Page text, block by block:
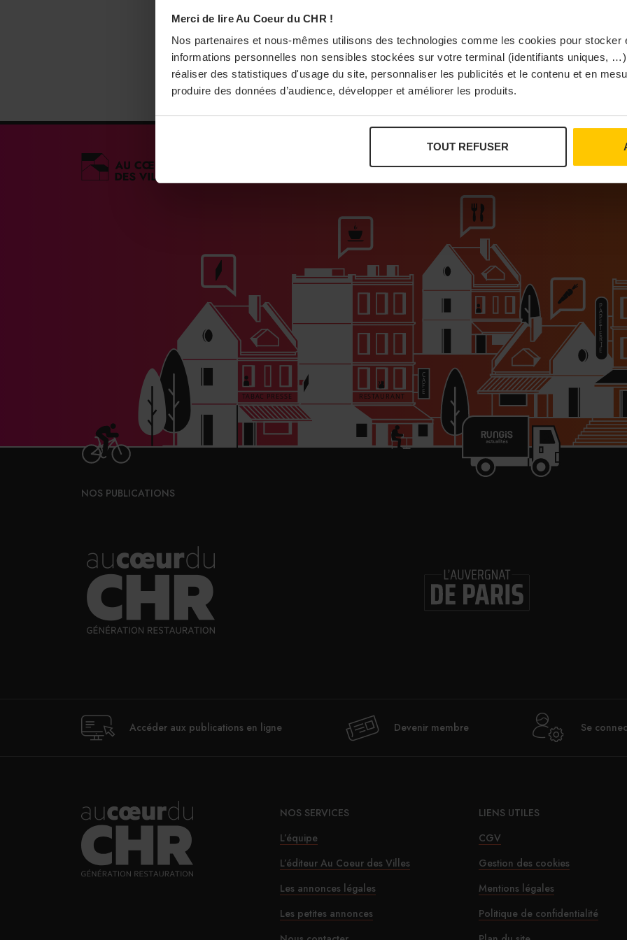
Merci de lire Au Coeur du CHR !
Nos partenaires et nous-mêmes utilisons des technologies comme les cookies pour stocker
informations personnelles non sensibles stockées sur votre terminal (identifiants uniques,
réaliser des statistiques d'usage du site, personnaliser les publicités et le contenu et en
produire des données d’audience, développer et améliorer les produits.
TOUT REFUSER
À
Les
Médias engagés pour que vivent les commerces de proximité
NOS PUBLICATIONS
Accéder aux publications en ligne Devenir membre Se
NOS SERVICES
L’équipe
L’éditeur Au Coeur des Villes
Les annonces légales
Les petites annonces
LIENS UTILES
CGV
Gestion des cookies
Mentions légales
Politique de confidentialité